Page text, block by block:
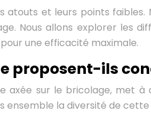
atouts et leurs points
Nous allons explorer les
une efficacité maximale.
proposent-ils
sur le bricolage, met
ensemble la diversité de